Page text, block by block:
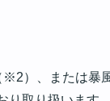
）、または暴